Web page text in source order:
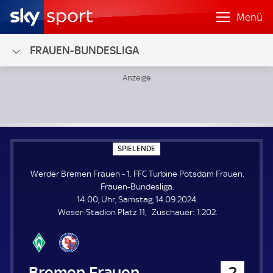
Menü
FRAUEN-BUNDESLIGA
SPIELENDE
P
E
E
N
D
E
Werder Bremen Frauen - 1. FFC Turbine Potsdam Frauen.
Frauen-Bundesliga.
14:00, Uhr, Samstag, 14.09.2024.
Weser-Stadion Platz 11
Zuschauer: Z1.202.